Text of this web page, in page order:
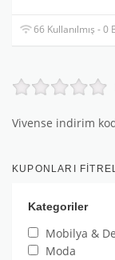
66 Kullanılmış - 0
Vivense indirim
KUPONLARI
Kategoriler
Mobilya &
Moda